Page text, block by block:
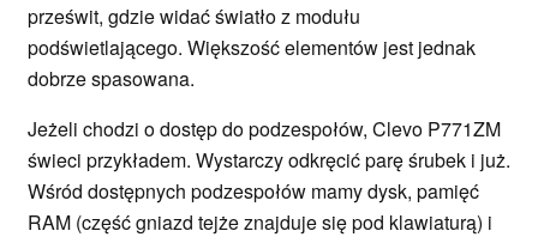
prześwit, gdzie widać światło z modułu
podświetlającego. Większość elementów jest jednak
dobrze spasowana.
Jeżeli chodzi o dostęp do podzespołów, Clevo P771ZM
świeci przykładem. Wystarczy odkręcić parę śrubek i już.
Wśród dostępnych podzespołów mamy dysk, pamięć
RAM (część gniazd tejże znajduje się pod klawiaturą) i